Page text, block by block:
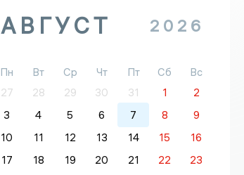
АВГУСТ 2026
Пн Вт Ср Чт Пт Сб
Вс
27
28 29 30 31 1
2
3
4 5 6 7 8
9
10
11 12 13 14 15
16
17
18 19 20 21 22
23